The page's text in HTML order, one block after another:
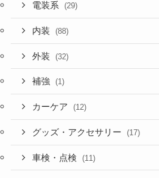
電装系 (29)
内装 (88)
外装 (32)
補強 (1)
カーケア (12)
グッズ・アクセサリー (17)
車検・点検 (11)